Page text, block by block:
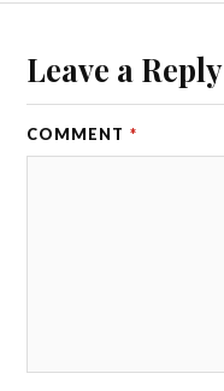
Leave a Reply
COMMENT *